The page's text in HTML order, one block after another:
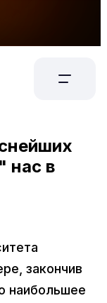
нас в
закончив
наибольшее